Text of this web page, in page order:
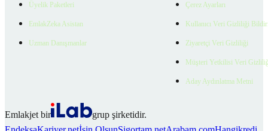
Üyelik Paketleri
EmlakZeka Asistan
Uzman Danışmanlar
Çerez Ayarları
Kullanıcı Veri Gizliliği
Ziyaretçi Veri Gizliliği
Müşteri Yetkilisi Veri
Aday Aydınlatma Metni
Emlakjet bir
grup şirketidir.